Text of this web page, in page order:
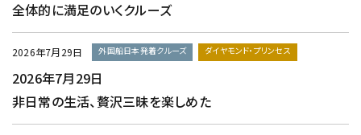
全体的に満足のいくクルーズ
2026年7月29日 外国船日本発着クルーズ ダイヤモンド・プリンセス
2026年7月29日
非日常の生活、贅沢三昧を楽しめた